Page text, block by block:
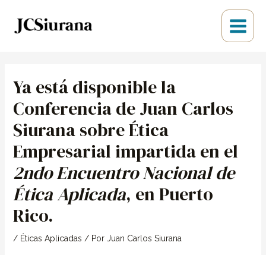
Main
Menu
Ya está disponible la
Conferencia de Juan Carlos
Siurana sobre Ética
Empresarial impartida en el
2ndo Encuentro Nacional de
Ética Aplicada, en Puerto
Rico.
/ Éticas Aplicadas / Por Juan Carlos Siurana
entradas